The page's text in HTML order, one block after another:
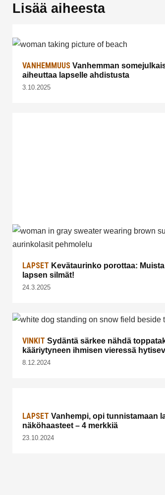
Lisää aiheesta
VANHEMMUUS Vanhemman
aiheuttaa lapselle ahdistusta
3.10.2025
LAPSET Kevätaurinko porottaa:
lapsen silmät!
24.3.2025
VINKIT Sydäntä särkee nähdä
kääriytyneen ihmisen vieressä
8.12.2024
LAPSET Vanhempi, opi tunnistamaan
näköhaasteet – 4 merkkiä
23.10.2024